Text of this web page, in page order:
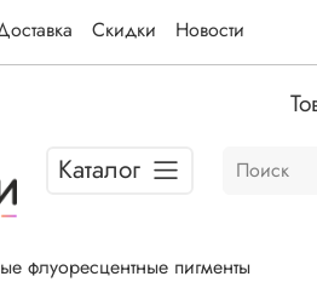
Скидки Новости
Каталог
флуоресцентные пигменты